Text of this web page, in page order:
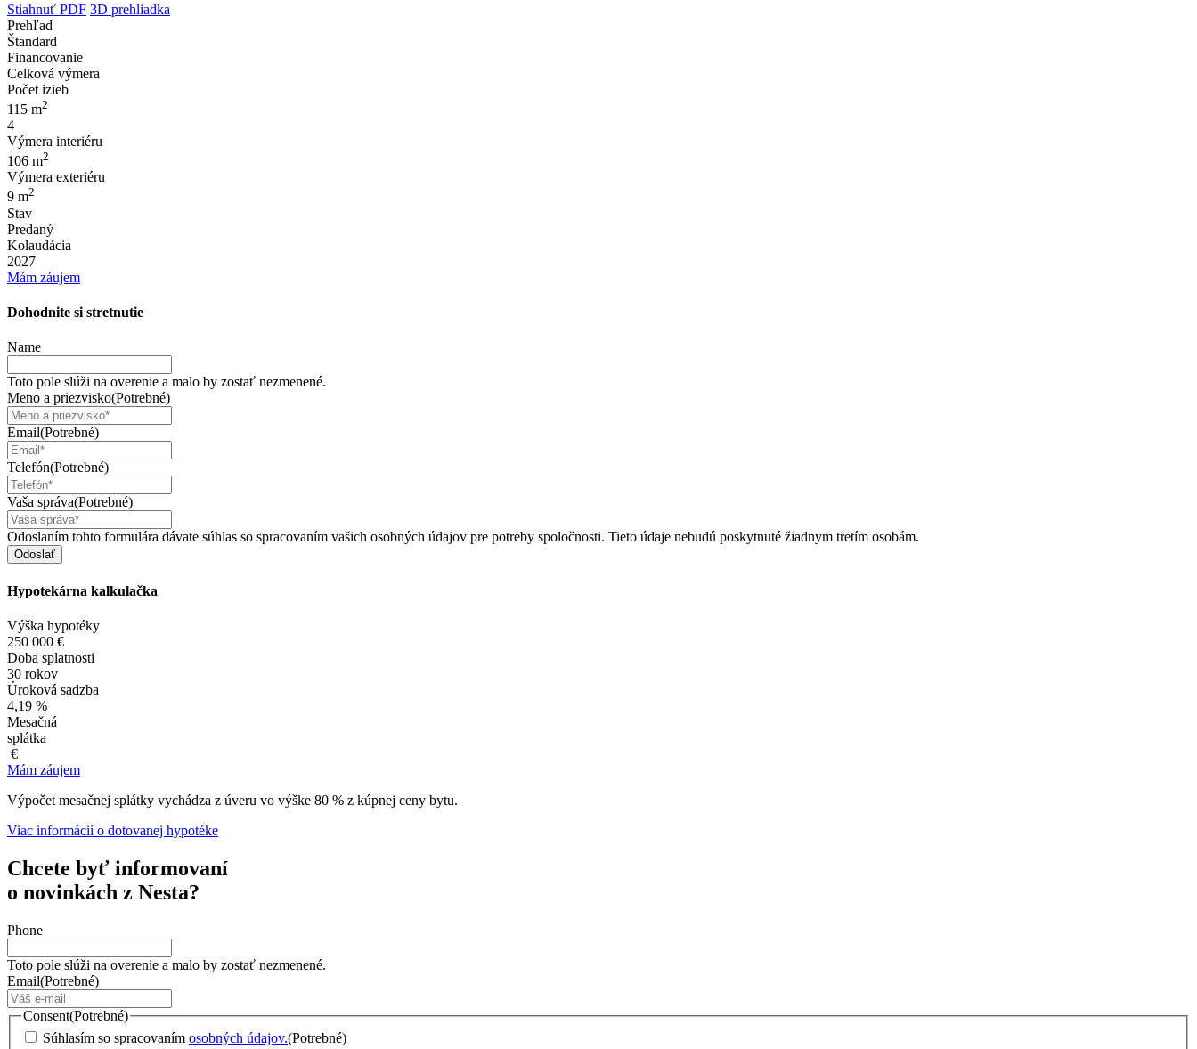
Stiahnuť PDF 3D prehliadka
Prehľad
Štandard
Financovanie
Celková výmera
Počet izieb
115 m2
4
Výmera interiéru
106 m2
Výmera exteriéru
9 m2
Stav
Predaný
Kolaudácia
2027
Mám záujem
Dohodnite si stretnutie
Name
Toto pole slúži na overenie a malo by zostať nezmenené.
Meno a priezvisko(Potrebné)
Email(Potrebné)
Telefón(Potrebné)
Vaša správa(Potrebné)
Odoslaním tohto formulára dávate súhlas so spracovaním vašich osobných údajov pre potreby spoločnosti. Tieto údaje nebudú poskytnuté žiadnym tretím osobám.
Hypotekárna kalkulačka
Výška hypotéky
250 000 €
Doba splatnosti
30 rokov
Úroková sadzba
4,19 %
Mesačná
splátka
€
Mám záujem
Výpočet mesačnej splátky vychádza z úveru vo výške 80 % z kúpnej ceny bytu.
Viac informácií o dotovanej hypotéke
Chcete byť informovaní
o novinkách z Nesta?
Phone
Toto pole slúži na overenie a malo by zostať nezmenené.
Email(Potrebné)
Consent(Potrebné)
Súhlasím so spracovaním osobných údajov.(Potrebné)